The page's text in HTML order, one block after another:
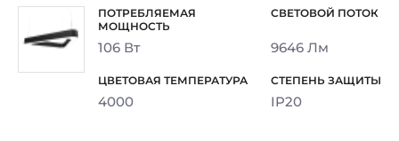
106 Вт 9646 Лм
4000 IP20